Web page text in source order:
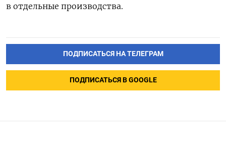
в отдельные производства.
ПОДПИСАТЬСЯ НА ТЕЛЕГРАМ
ПОДПИСАТЬСЯ В GOOGLE